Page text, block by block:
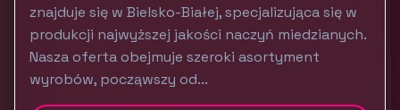
znajduje się w Bielsko-Białej, specjalizująca się w
produkcji najwyższej jakości naczyń miedzianych.
Nasza oferta obejmuje szeroki asortyment
wyrobów, począwszy od...